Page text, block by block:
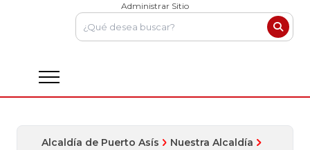
Administrar Sitio
Alcaldía de Puerto Asís
Nuestra Alcaldía